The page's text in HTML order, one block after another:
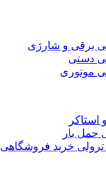
برقی و شارژی
دستی
موتوری
حمل بار
ترولی خرید فروشگاهی